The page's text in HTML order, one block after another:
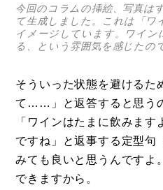
今回のコラムの挿絵、写真は
て生成しました。これは「
イメージしています。ワイン
る、という雰囲気を感じたの
そういった状態を避けるた
て……」と返答すると思う
「ワインはたまに飲みま
ですね」と返事する定型句
みても良いと思うんですよ
できますから。